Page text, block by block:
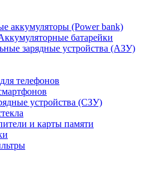
аккумуляторы (Power bank)
батарейки
зарядные устройства (АЗУ)
телефонов
устройства (СЗУ)
и карты памяти